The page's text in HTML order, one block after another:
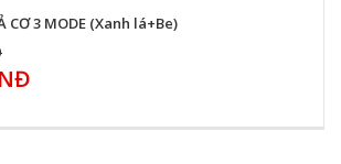
CƠ 3 MODE (Xanh lá+Be)